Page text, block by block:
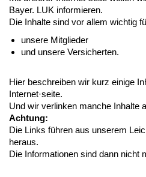
Bayer. LUK informieren.
Die Inhalte sind vor allem wichtig
unsere Mitglieder
und unsere Versicherten.
Hier beschreiben wir kurz einige
Internet·seite.
Und wir verlinken manche Inhalte
Achtung:
Die Links führen aus unserem
heraus.
Die Informationen sind dann nicht